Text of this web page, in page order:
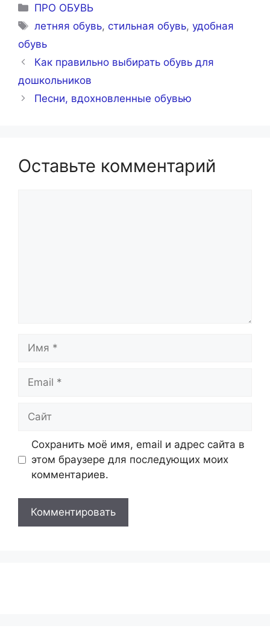
Рубрики
ПРО ОБУВЬ
Метки
летняя обувь, стильная обувь,удобная
обувь
Как правильно выбирать обувь для
дошкольников
Песни, вдохновленные обувью
Оставьте комментарий
Имя
Email
Сайт
Сохранить моё имя, email и адрес сайта в
этом браузере для последующих моих
комментариев.